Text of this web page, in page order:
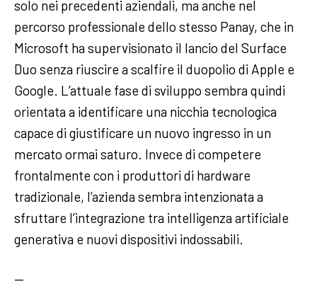
solo nei precedenti aziendali, ma anche nel
percorso professionale dello stesso Panay, che in
Microsoft ha supervisionato il lancio del Surface
Duo senza riuscire a scalfire il duopolio di Apple e
Google. L’attuale fase di sviluppo sembra quindi
orientata a identificare una nicchia tecnologica
capace di giustificare un nuovo ingresso in un
mercato ormai saturo. Invece di competere
frontalmente con i produttori di hardware
tradizionale, l’azienda sembra intenzionata a
sfruttare l’integrazione tra intelligenza artificiale
generativa e nuovi dispositivi indossabili.
—